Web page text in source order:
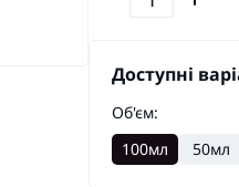
Доступні
Об'єм:
100мл
50мл